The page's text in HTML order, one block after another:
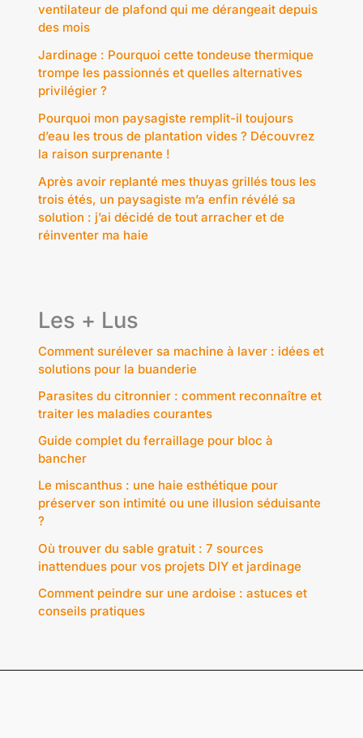
ventilateur de plafond qui me dérangeait depuis
des mois
Jardinage : Pourquoi cette tondeuse thermique
trompe les passionnés et quelles alternatives
privilégier ?
Pourquoi mon paysagiste remplit-il toujours
d’eau les trous de plantation vides ? Découvrez
la raison surprenante !
Après avoir replanté mes thuyas grillés tous les
trois étés, un paysagiste m’a enfin révélé sa
solution : j’ai décidé de tout arracher et de
réinventer ma haie
Les + Lus
Comment surélever sa machine à laver : idées et
solutions pour la buanderie
Parasites du citronnier : comment reconnaître et
traiter les maladies courantes
Guide complet du ferraillage pour bloc à
bancher
Le miscanthus : une haie esthétique pour
préserver son intimité ou une illusion séduisante
?
Où trouver du sable gratuit : 7 sources
inattendues pour vos projets DIY et jardinage
Comment peindre sur une ardoise : astuces et
conseils pratiques